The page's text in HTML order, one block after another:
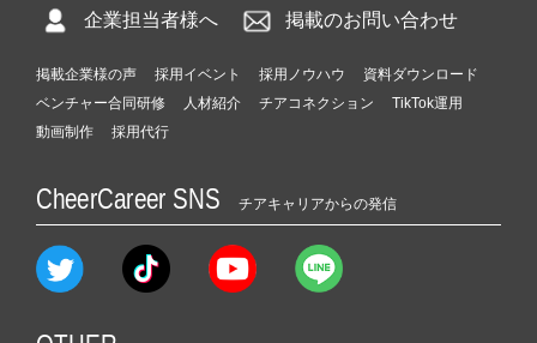
企業担当者様へ 掲載のお問い合わせ
掲載企業様の声 採用イベント 採用ノウハウ
資料ダウンロード
ベンチャー合同研修
人材紹介 チアコネクション
TikTok運用
動画制作
採用代行
CheerCareer SNS チアキャリアからの発信